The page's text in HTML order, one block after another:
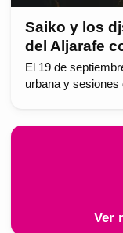
Saiko y los
del Aljarafe
El 19 de
urbana y sesiones
Ver